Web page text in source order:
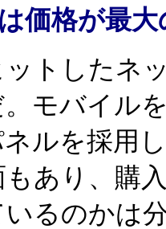
価格が最大
トしたネ
モバイル
ルを採用
あり、購
るのかは